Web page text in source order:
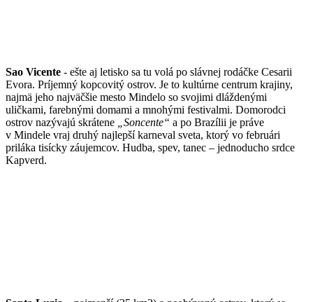
Sao Vicente - ešte aj letisko sa tu volá po slávnej rodáčke Cesarii
Evora. Príjemný kopcovitý ostrov. Je to kultúrne centrum krajiny,
najmä jeho najväčšie mesto Mindelo so svojimi dláždenými
uličkami, farebnými domami a mnohými festivalmi. Domorodci
ostrov nazývajú skrátene „Soncente“ a po Brazílii je práve
v Mindele vraj druhý najlepší karneval sveta, ktorý vo februári
priláka tisícky záujemcov. Hudba, spev, tanec – jednoducho srdce
Kapverd.